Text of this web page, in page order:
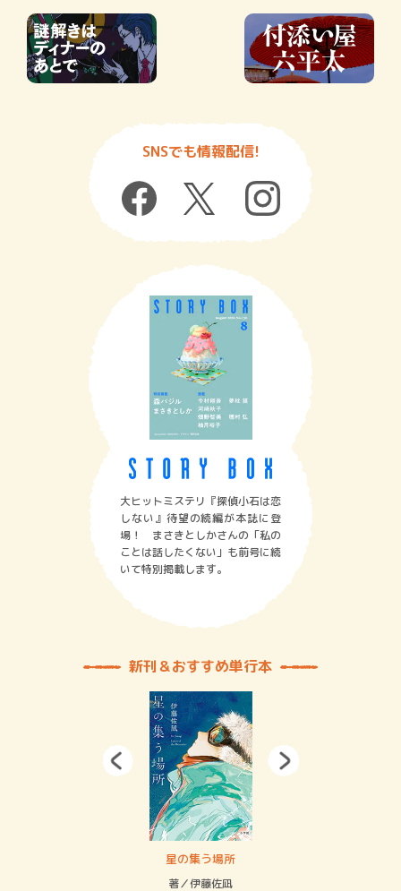
SNSでも情報配信!
大ヒットミステリ『探偵小石は恋
しない』待望の続編が本誌に登
場！ まさきとしかさんの「私の
ことは話したくない」も前号に続
いて特別掲載します。
新刊＆おすすめ単行本
星の集う場所
著／伊藤佐凪